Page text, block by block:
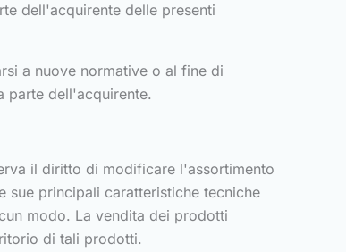
dell'acquirente delle presenti
a nuove normative o al fine di
parte dell'acquirente.
il diritto di modificare l'assortimento
sue principali caratteristiche tecniche
modo. La vendita dei prodotti
di tali prodotti.